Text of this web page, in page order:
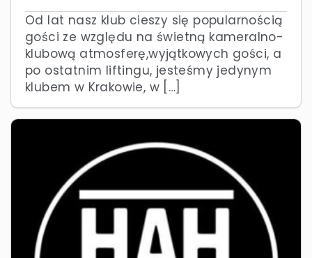
Od lat nasz klub cieszy się popularnością
gości ze względu na świetną kameralno-
klubową atmosferę,wyjątkowych gości, a
po ostatnim liftingu, jesteśmy jedynym
klubem w Krakowie, w […]